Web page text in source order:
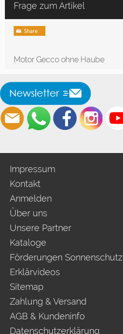
Frage zum Artikel
Motor Gecco ohne Haube
Impressum
Kontakt
Anmelden
Über uns
Unsere Partner
Kataloge
Förderungen Sonnenschutz
Erklärvideos
Sitemap
Zahlung & Versand
AGB & Kundeninfo
Datenschutzerklärung